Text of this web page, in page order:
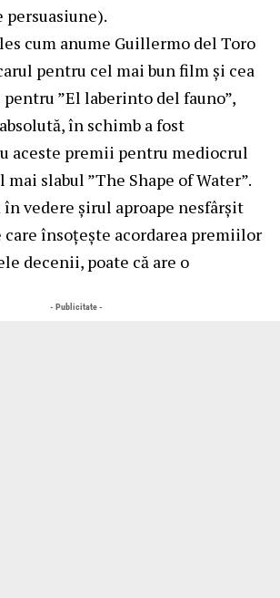
persuasiune).
cum anume Guillermo del Toro
pentru cel mai bun film și cea
”El laberinto del fauno”,
în schimb a fost
aceste premii pentru mediocrul
slabul ”The Shape of Water”.
în vedere șirul aproape nesfârșit
care însoțește acordarea premiilor
decenii, poate că are o
- Publicitate -